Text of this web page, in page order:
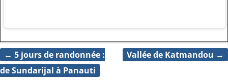
Navigation des articles
← 5 jours de randonnée :
de Sundarijal à Panauti
Vallée de Katmandou →